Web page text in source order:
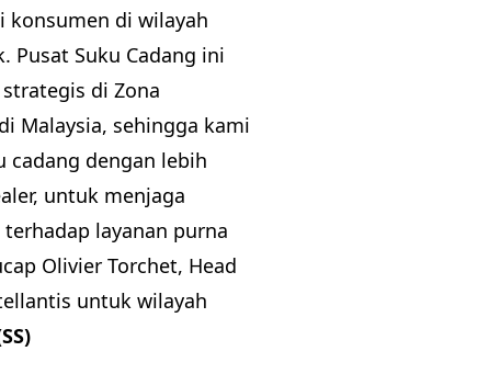
konsumen di wilayah
Pusat Suku Cadang ini
di Zona
Malaysia, sehingga kami
cadang dengan lebih
untuk menjaga
layanan purna
Olivier Torchet, Head
untuk wilayah